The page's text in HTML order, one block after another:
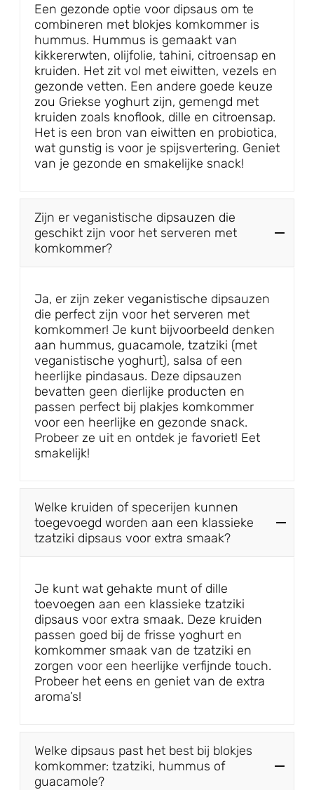
Een gezonde optie voor dipsaus om te
combineren met blokjes komkommer is
hummus. Hummus is gemaakt van
kikkererwten, olijfolie, tahini, citroensap en
kruiden. Het zit vol met eiwitten, vezels en
gezonde vetten. Een andere goede keuze
zou Griekse yoghurt zijn, gemengd met
kruiden zoals knoflook, dille en citroensap.
Het is een bron van eiwitten en probiotica,
wat gunstig is voor je spijsvertering. Geniet
van je gezonde en smakelijke snack!
Zijn er veganistische dipsauzen die
geschikt zijn voor het serveren met
komkommer?
Ja, er zijn zeker veganistische dipsauzen
die perfect zijn voor het serveren met
komkommer! Je kunt bijvoorbeeld denken
aan hummus, guacamole, tzatziki (met
veganistische yoghurt), salsa of een
heerlijke pindasaus. Deze dipsauzen
bevatten geen dierlijke producten en
passen perfect bij plakjes komkommer
voor een heerlijke en gezonde snack.
Probeer ze uit en ontdek je favoriet! Eet
smakelijk!
Welke kruiden of specerijen kunnen
toegevoegd worden aan een klassieke
tzatziki dipsaus voor extra smaak?
Je kunt wat gehakte munt of dille
toevoegen aan een klassieke tzatziki
dipsaus voor extra smaak. Deze kruiden
passen goed bij de frisse yoghurt en
komkommer smaak van de tzatziki en
zorgen voor een heerlijke verfijnde touch.
Probeer het eens en geniet van de extra
aroma’s!
Welke dipsaus past het best bij blokjes
komkommer: tzatziki, hummus of
guacamole?